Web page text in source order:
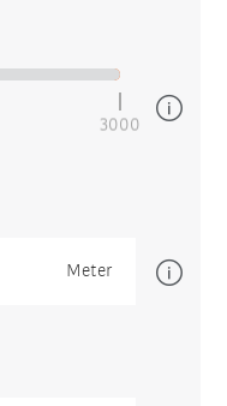
3000
Meter